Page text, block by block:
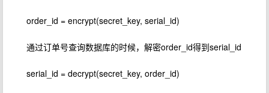
order_id = encrypt(secret_key, serial_id)
通过订单号查询数据库的时候，解密order_id得到serial_id
serial_id = decrypt(secret_key, order_id)